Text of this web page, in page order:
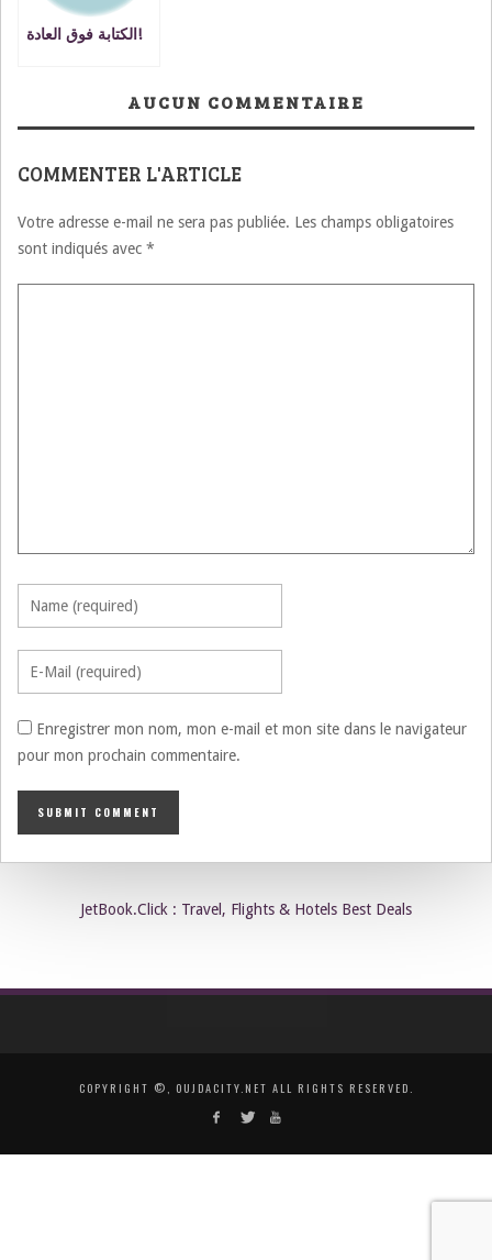
الكتابة فوق العادة!
AUCUN COMMENTAIRE
COMMENTER L'ARTICLE
Votre adresse e-mail ne sera pas publiée. Les champs obligatoires
sont indiqués avec *
Enregistrer mon nom, mon e-mail et mon site dans le navigateur
pour mon prochain commentaire.
JetBook.Click : Travel, Flights & Hotels Best Deals
COPYRIGHT ©, OUJDACITY.NET ALL RIGHTS RESERVED.